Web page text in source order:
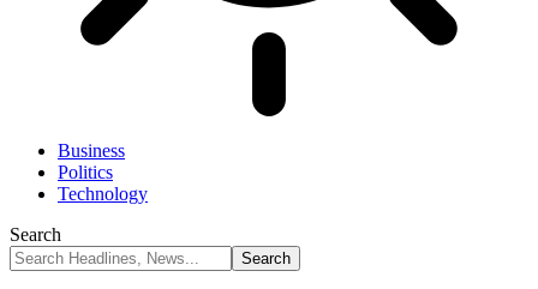
Business
Politics
Technology
Search